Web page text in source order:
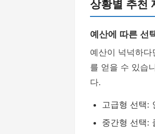
상황별 추천
예산에 따른 선
예산이 넉넉하다
를 얻을 수 있습
다.
고급형 선택:
중간형 선택: